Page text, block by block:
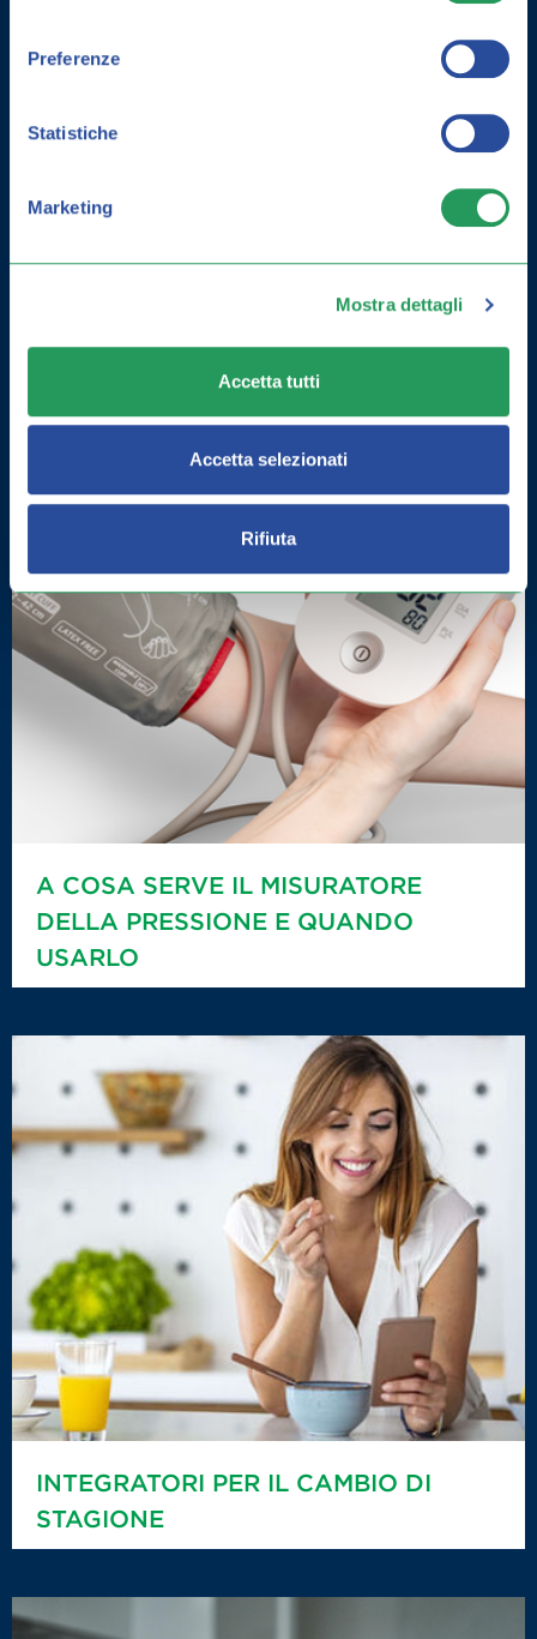
Preferenze
Statistiche
Marketing
Mostra dettagli
Accetta tutti
Accetta selezionati
Rifiuta
COME MIGLIORARE LA MEMORIA:
A COSA SERVE IL MISURATORE
DELLA PRESSIONE E QUANDO
USARLO
INTEGRATORI PER IL CAMBIO DI
STAGIONE